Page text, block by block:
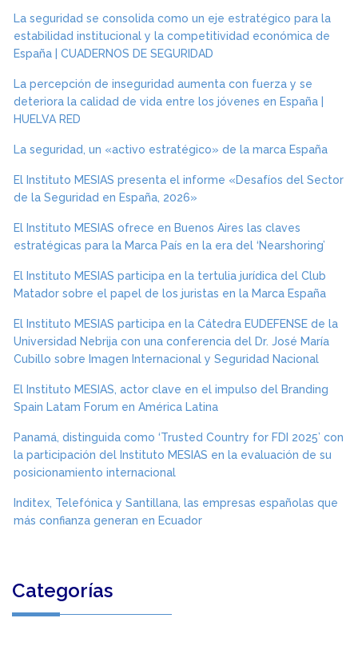
La seguridad se consolida como un eje estratégico para la
estabilidad institucional y la competitividad económica de
España | CUADERNOS DE SEGURIDAD
La percepción de inseguridad aumenta con fuerza y se
deteriora la calidad de vida entre los jóvenes en España |
HUELVA RED
La seguridad, un «activo estratégico» de la marca España
El Instituto MESIAS presenta el informe «Desafíos del Sector
de la Seguridad en España, 2026»
El Instituto MESIAS ofrece en Buenos Aires las claves
estratégicas para la Marca País en la era del ‘Nearshoring’
El Instituto MESIAS participa en la tertulia jurídica del Club
Matador sobre el papel de los juristas en la Marca España
El Instituto MESIAS participa en la Cátedra EUDEFENSE de la
Universidad Nebrija con una conferencia del Dr. José María
Cubillo sobre Imagen Internacional y Seguridad Nacional
El Instituto MESIAS, actor clave en el impulso del Branding
Spain Latam Forum en América Latina
Panamá, distinguida como ‘Trusted Country for FDI 2025’ con
la participación del Instituto MESIAS en la evaluación de su
posicionamiento internacional
Inditex, Telefónica y Santillana, las empresas españolas que
más confianza generan en Ecuador
Categorías